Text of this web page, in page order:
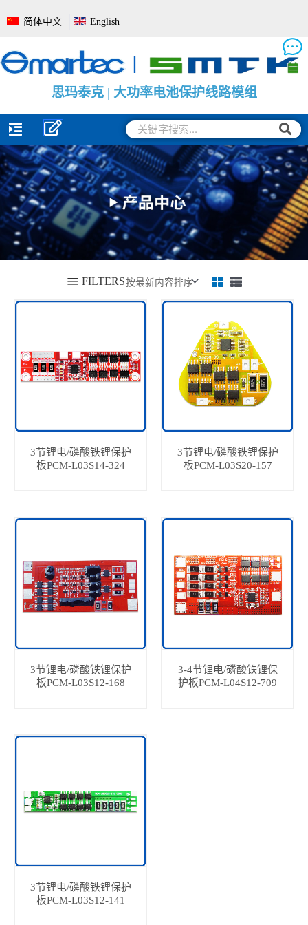
至
容
简体中文 English
思玛泰克 | 电池管理系统全面解决方案
思玛泰克 | 大功率电池保护线路模组
思玛泰克 | 电池电量监测保护板
搜
索
搜
索
FILTERS
3节锂电/磷酸铁锂保护
板PCM-L03S14-324
3节锂电/磷酸铁锂保护
板PCM-L03S20-157
3节锂电/磷酸铁锂保护
板PCM-L03S12-168
3-4节锂电/磷酸铁锂保
护板PCM-L04S12-709
3节锂电/磷酸铁锂保护
板PCM-L03S12-141